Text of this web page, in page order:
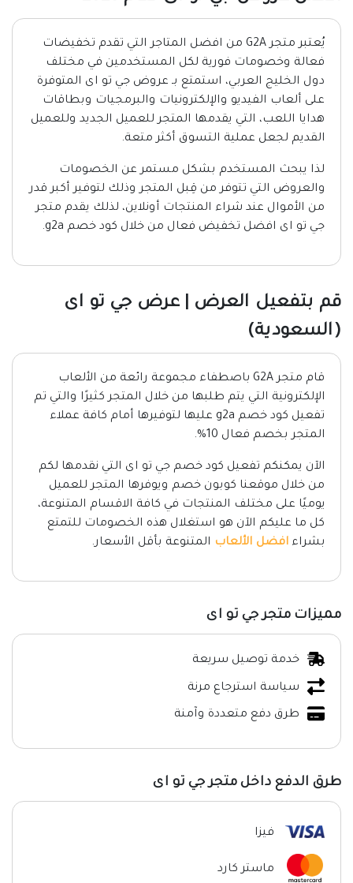
يُعتبر متجر G2A من افضل المتاجر التي تقدم تخفيضات
فعالة وخصومات فورية لكل المستخدمين في مختلف
دول الخليج العربي، استمتع بـ عروض جي تو اى المتوفرة
على ألعاب الفيديو والإلكترونيات والبرمجيات وبطاقات
هدايا اللعب، التي يقدمها المتجر للعميل الجديد وللعميل
القديم لجعل عملية التسوق أكثر متعة.
لذا يبحث المستخدم بشكل مستمر عن الخصومات
والعروض التي تتوفر من قِبل المتجر وذلك لتوفير أكبر قدر
من الأموال عند شراء المنتجات أونلاين، لذلك يقدم متجر
جي تو اى افضل تخفيض فعال من خلال كود خصم g2a.
قم بتفعيل العرض | عرض جي تو اى
(السعودية)
قام متجر G2A باصطفاء مجموعة رائعة من الألعاب
الإلكترونية التي يتم طلبها من خلال المتجر كثيرًا والتي تم
تفعيل كود خصم g2a عليها لتوفيرها أمام كافة عملاء
المتجر بخصم فعال 10%.
الآن يمكنكم تفعيل كود خصم جي تو اى التي نقدمها لكم
من خلال موقعنا كوبون خصم ويوفرها المتجر للعميل
يوميًا على مختلف المنتجات في كافة الاقسام المتنوعة،
كل ما عليكم الآن هو استغلال هذه الخصومات للتمتع
بشراء افضل الألعاب المتنوعة بأقل الأسعار.
مميزات متجر جي تو اى
خدمة توصيل سريعة
سياسة استرجاع مرنة
طرق دفع متعددة وآمنة
طرق الدفع داخل متجر جي تو اى
فيزا
ماستر كارد